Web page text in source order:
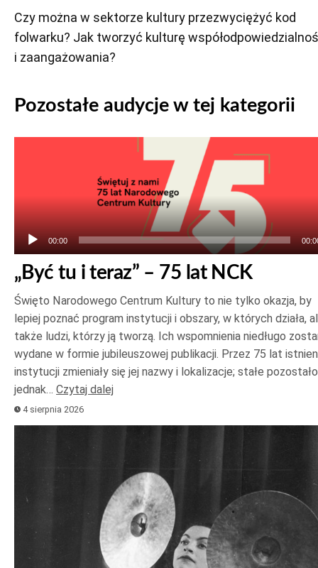
Czy można w sektorze kultury przezwyciężyć kod
folwarku? Jak tworzyć kulturę
i zaangażowania?
Pozostałe audycje w tej kategorii
00:00
„Być tu i teraz” – 75 lat NCK
Święto Narodowego Centrum Kultury to nie tylko okazja, by
lepiej poznać program instytucji i obszary, w których działa,
także ludzi, którzy ją tworzą. Ich wspomnienia niedługo
wydane w formie jubileuszowej publikacji. Przez 75 lat
instytucji zmieniały się jej nazwy i lokalizacje; stałe pozostało
jednak… Czytaj dalej
4 sierpnia 2026